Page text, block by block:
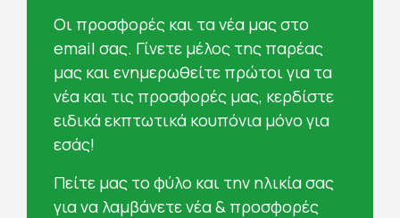
Oι προσφορές και τα νέα μας στο
email σας. Γίνετε μέλος της παρέας
μας και ενημερωθείτε πρώτοι για τα
νέα και τις προσφορές μας, κερδίστε
ειδικά εκπτωτικά κουπόνια μόνο για
εσάς!
Πείτε μας το φύλο και την ηλικία σας
για να λαμβάνετε νέα & προσφορές